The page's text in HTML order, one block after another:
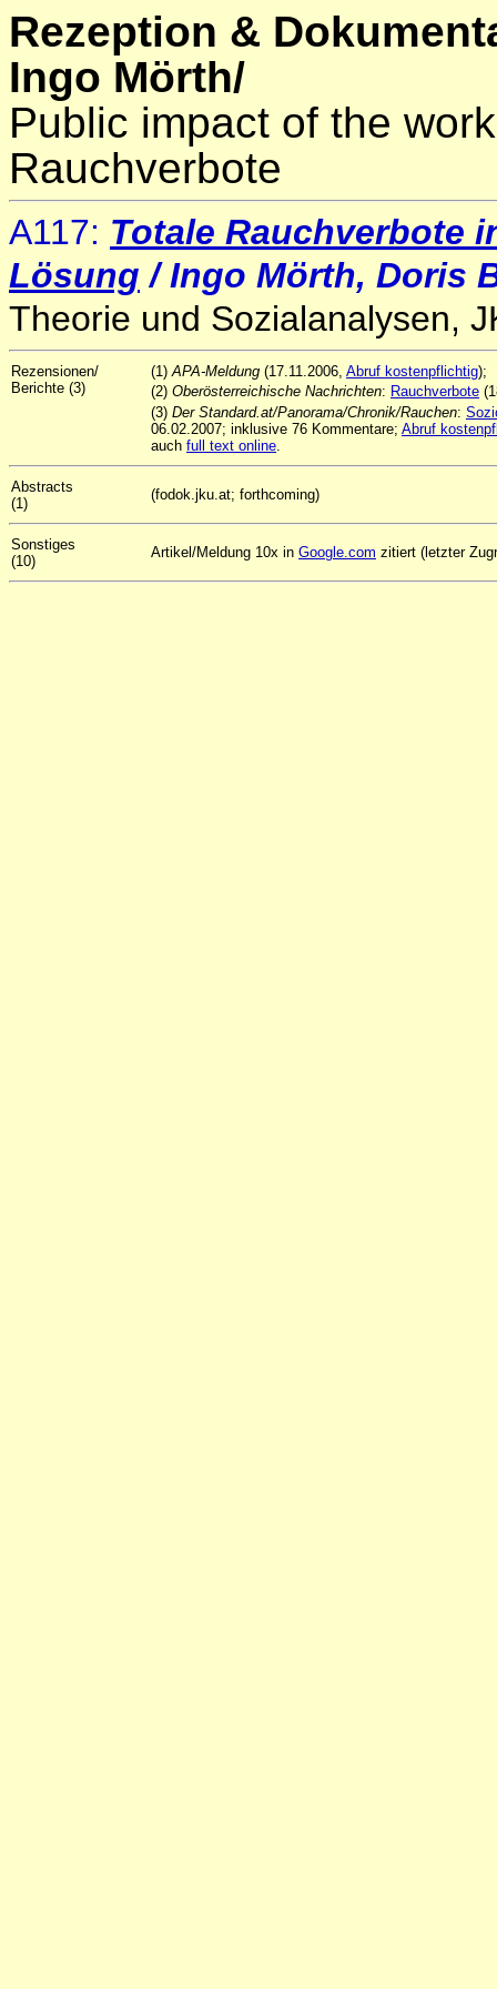
Rezeption &
Ingo Mörth/
Public impact of the
Rauchverbote
A117: Totale Rauchverbote
Lösung / Ingo Mörth, Doris
Theorie und Sozialanalysen,
Rezensionen/
Berichte (3)
(1)APA-Meldung (17.11.2006, Abruf kostenpflichtig);
(2) Oberösterreichische Nachrichten: Rauchverbote
(3) Der Standard.at/Panorama/Chronik/Rauchen:
06.02.2007; inklusive 76 Kommentare; Abruf
auch full text online.
Abstracts
(1)
(fodok.jku.at; forthcoming)
Sonstiges
(10)
Artikel/Meldung 10x in Google.com zitiert (letzter